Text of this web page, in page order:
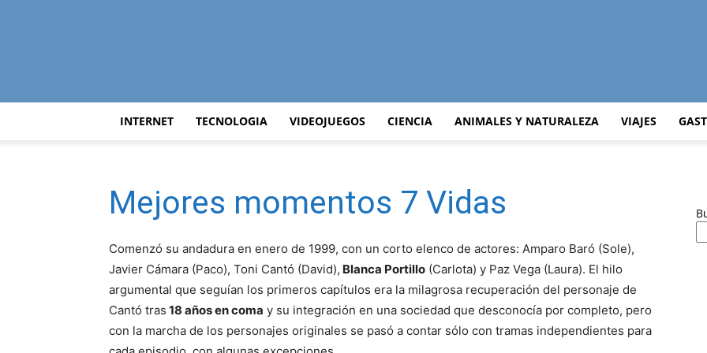
Curiosidades
del
INTERNET TECNOLOGIA VIDEOJUEGOS CIENCIA ANIMALES Y NATURALEZA VIAJES
Mejores momentos 7 Vidas
Comenzó su andadura en enero de 1999, con un corto elenco de actores: Amparo Baró (Sole),
Javier Cámara (Paco), Toni Cantó (David), Blanca Portillo (Carlota) y Paz Vega (Laura). El hilo
argumental que seguían los primeros capítulos era la milagrosa recuperación del personaje de
Cantó tras 18 años en coma y su integración en una sociedad que desconocía por completo, pero
con la marcha de los personajes originales se pasó a contar sólo con tramas independientes para